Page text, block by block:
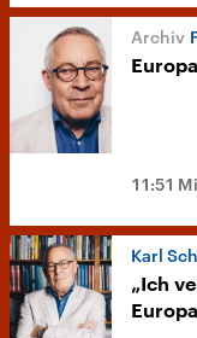
11:51
Karl
„Ich